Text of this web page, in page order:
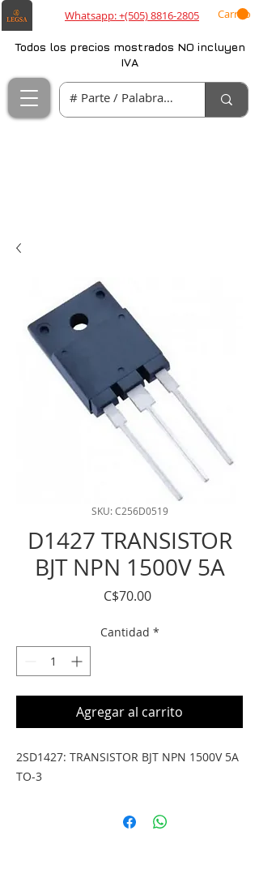
Whatsapp: +(505) 8816-2805 Carrito
Todos los precios mostrados NO incluyen
IVA
SKU: C256D0519
D1427 TRANSISTOR
BJT NPN 1500V 5A
C$70.00Precio
Cantidad *
Agregar al carrito
2SD1427: TRANSISTOR BJT NPN 1500V 5A
TO-3